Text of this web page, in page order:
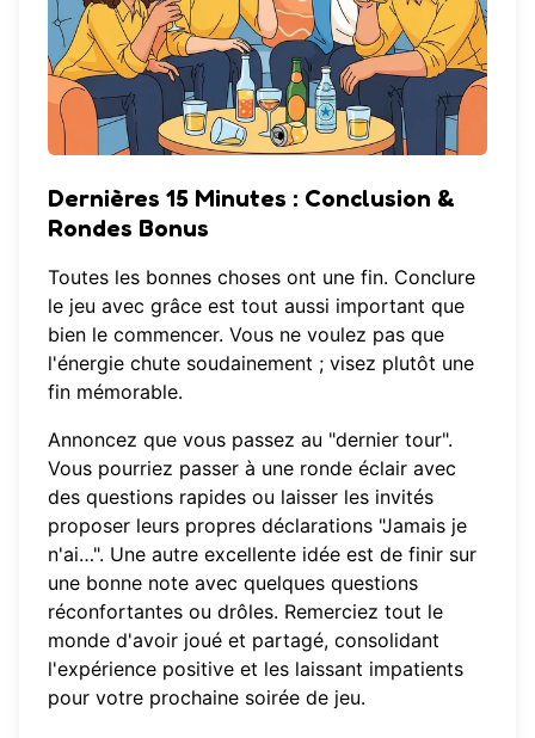
Dernières 15 Minutes : Conclusion &
Rondes Bonus
Toutes les bonnes choses ont une fin. Conclure
le jeu avec grâce est tout aussi important que
bien le commencer. Vous ne voulez pas que
l'énergie chute soudainement ; visez plutôt une
fin mémorable.
Annoncez que vous passez au "dernier tour".
Vous pourriez passer à une ronde éclair avec
des questions rapides ou laisser les invités
proposer leurs propres déclarations "Jamais je
n'ai…". Une autre excellente idée est de finir sur
une bonne note avec quelques questions
réconfortantes ou drôles. Remerciez tout le
monde d'avoir joué et partagé, consolidant
l'expérience positive et les laissant impatients
pour votre prochaine soirée de jeu.